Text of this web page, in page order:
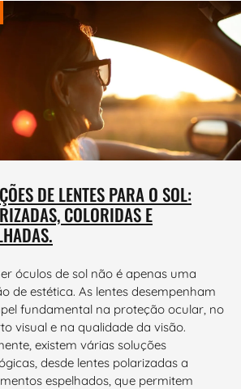
DE LENTES PARA O SOL:
COLORIDAS E
óculos de sol não é apenas uma
de estética. As lentes desempenham
fundamental na proteção ocular, no
visual e na qualidade da visão.
existem várias soluções
desde lentes polarizadas a
espelhados, que permitem